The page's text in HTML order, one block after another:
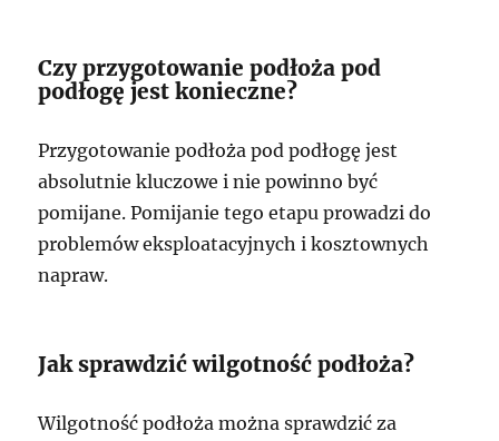
Czy przygotowanie podłoża pod
podłogę jest konieczne?
Przygotowanie podłoża pod podłogę jest
absolutnie kluczowe i nie powinno być
pomijane. Pomijanie tego etapu prowadzi do
problemów eksploatacyjnych i kosztownych
napraw.
Jak sprawdzić wilgotność podłoża?
Wilgotność podłoża można sprawdzić za